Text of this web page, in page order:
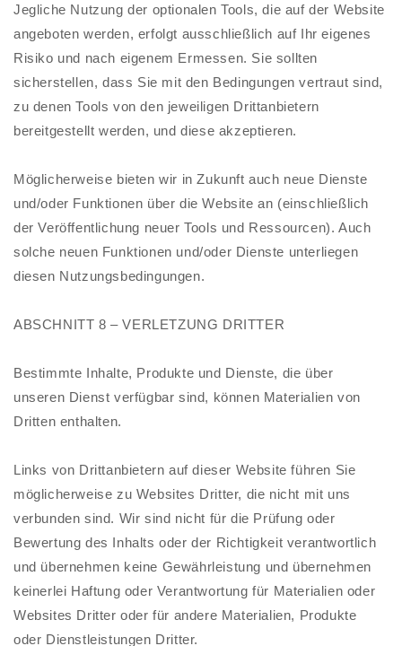
Jegliche Nutzung der optionalen Tools, die auf der Website
angeboten werden, erfolgt ausschließlich auf Ihr eigenes
Risiko und nach eigenem Ermessen. Sie sollten
sicherstellen, dass Sie mit den Bedingungen vertraut sind,
zu denen Tools von den jeweiligen Drittanbietern
bereitgestellt werden, und diese akzeptieren.
Möglicherweise bieten wir in Zukunft auch neue Dienste
und/oder Funktionen über die Website an (einschließlich
der Veröffentlichung neuer Tools und Ressourcen). Auch
solche neuen Funktionen und/oder Dienste unterliegen
diesen Nutzungsbedingungen.
ABSCHNITT 8 – VERLETZUNG DRITTER
Bestimmte Inhalte, Produkte und Dienste, die über
unseren Dienst verfügbar sind, können Materialien von
Dritten enthalten.
Links von Drittanbietern auf dieser Website führen Sie
möglicherweise zu Websites Dritter, die nicht mit uns
verbunden sind. Wir sind nicht für die Prüfung oder
Bewertung des Inhalts oder der Richtigkeit verantwortlich
und übernehmen keine Gewährleistung und übernehmen
keinerlei Haftung oder Verantwortung für Materialien oder
Websites Dritter oder für andere Materialien, Produkte
oder Dienstleistungen Dritter.